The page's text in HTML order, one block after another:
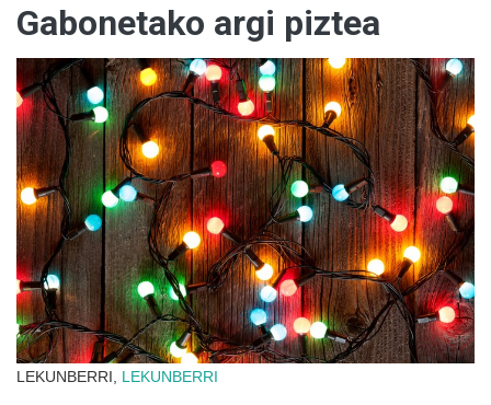
Gabonetako argi piztea
LEKUNBERRI, LEKUNBERRI